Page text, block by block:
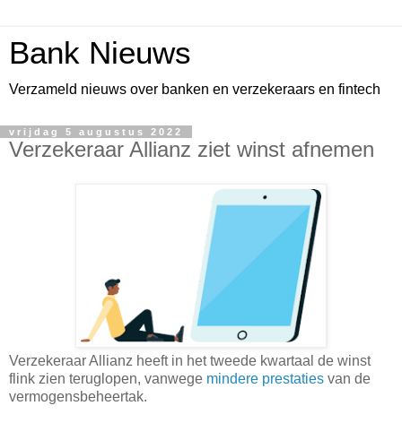
Bank Nieuws
Verzameld nieuws over banken en verzekeraars en fintech
vrijdag 5 augustus 2022
Verzekeraar Allianz ziet winst afnemen
Verzekeraar Allianz heeft in het tweede kwartaal de winst
flink zien teruglopen, vanwege mindere prestaties van de
vermogensbeheertak.